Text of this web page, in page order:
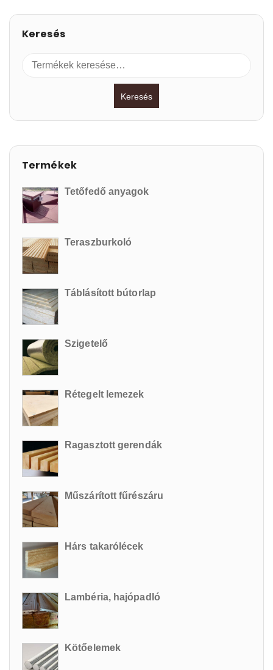
Keresés
Keresés
Keresés
Termékek
Tetőfedő anyagok
Teraszburkoló
Táblásított bútorlap
Szigetelő
Rétegelt lemezek
Ragasztott gerendák
Műszárított fűrészáru
Hárs takarólécek
Lambéria, hajópadló
Kötőelemek